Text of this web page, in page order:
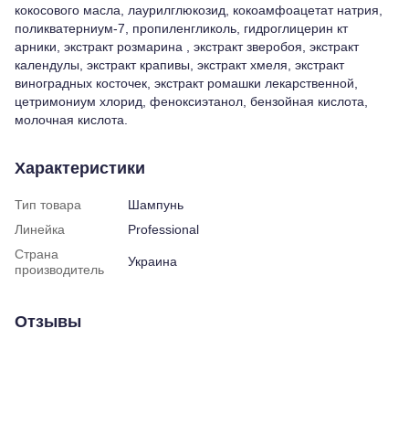
кокосового масла, лаурилглюкозид, кокоамфоацетат натрия,
поликватерниум-7, пропиленгликоль, гидроглицерин кт
арники, экстракт розмарина , экстракт зверобоя, экстракт
календулы, экстракт крапивы, экстракт хмеля, экстракт
виноградных косточек, экстракт ромашки лекарственной,
цетримониум хлорид, феноксиэтанол, бензойная кислота,
молочная кислота.
Характеристики
Тип товара
Шампунь
Линейка
Professional
Страна
производитель
Украина
Отзывы